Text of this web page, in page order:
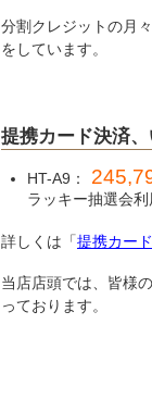
分割クレジットの月
をしています。
提携カード決済
HT-A9：
ラッキー抽選会
詳しくは「提携カー
当店店頭では、皆様
っております。